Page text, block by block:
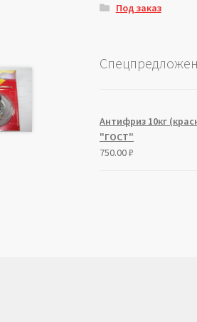
Под заказ
Антифриз 10кг
"ГОСТ"
750.00₽